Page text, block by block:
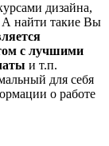
дизайна,
найти такие Вы
с лучшими
и т.п.
для себя
о работе